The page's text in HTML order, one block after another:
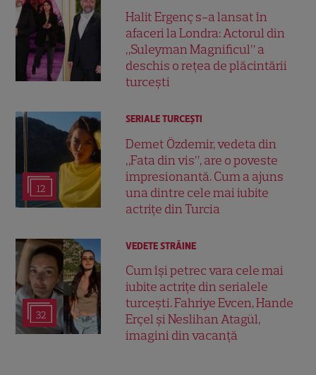
Halit Ergenç s-a lansat în
afaceri la Londra: Actorul din
„Suleyman Magnificul” a
deschis o rețea de plăcintării
turcești
12
SERIALE TURCEŞTI
Demet Özdemir, vedeta din
„Fata din vis”, are o poveste
impresionantă. Cum a ajuns
una dintre cele mai iubite
actrițe din Turcia
32
VEDETE STRĂINE
Cum își petrec vara cele mai
iubite actrițe din serialele
turcești. Fahriye Evcen, Hande
Erçel și Neslihan Atagül,
imagini din vacanță